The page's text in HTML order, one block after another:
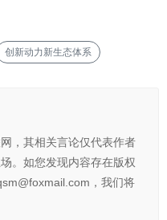
创新动力新生态体系
，其相关言论仅代表作者
。如您发现内容存在版权
，我们将